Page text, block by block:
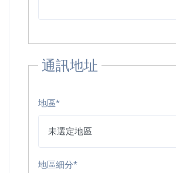
通訊地址
地區*
地區細分*